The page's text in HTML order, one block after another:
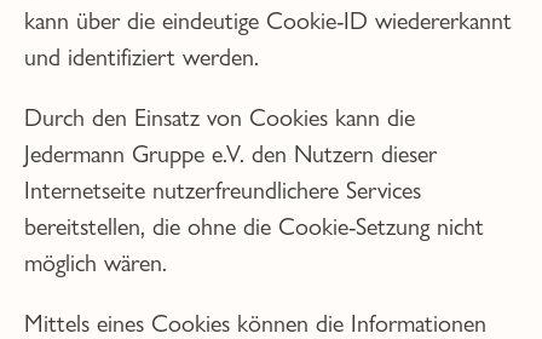
kann über die eindeutige Cookie-ID wiedererkannt
und identifiziert werden.
Durch den Einsatz von Cookies kann die
Jedermann Gruppe e.V. den Nutzern dieser
Internetseite nutzerfreundlichere Services
bereitstellen, die ohne die Cookie-Setzung nicht
möglich wären.
Mittels eines Cookies können die Informationen